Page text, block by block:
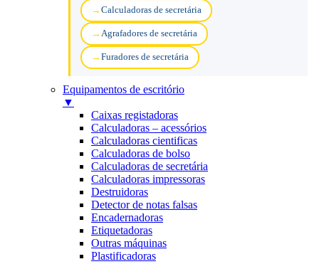
Calculadoras de secretária
Agrafadores de secretária
Furadores de secretária
Equipamentos de escritório
▼
Caixas registadoras
Calculadoras – acessórios
Calculadoras cientificas
Calculadoras de bolso
Calculadoras de secretária
Calculadoras impressoras
Destruidoras
Detector de notas falsas
Encadernadoras
Etiquetadoras
Outras máquinas
Plastificadoras